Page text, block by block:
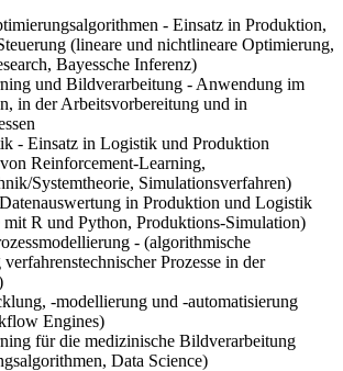
- Einsatz in Produktion,
(lineare und nichtlineare Optimierung,
Bayessche Inferenz)
und Bildverarbeitung - Anwendung im
in der Arbeitsvorbereitung und in
- Einsatz in Logistik und Produktion
Reinforcement-Learning,
Systemtheorie, Simulationsverfahren)
in Produktion und Logistik
mit R und Python, Produktions-Simulation)
- (algorithmische
Prozesse in der
-modellierung und -automatisierung
Engines)
für die medizinische Bildverarbeitung
Data Science)